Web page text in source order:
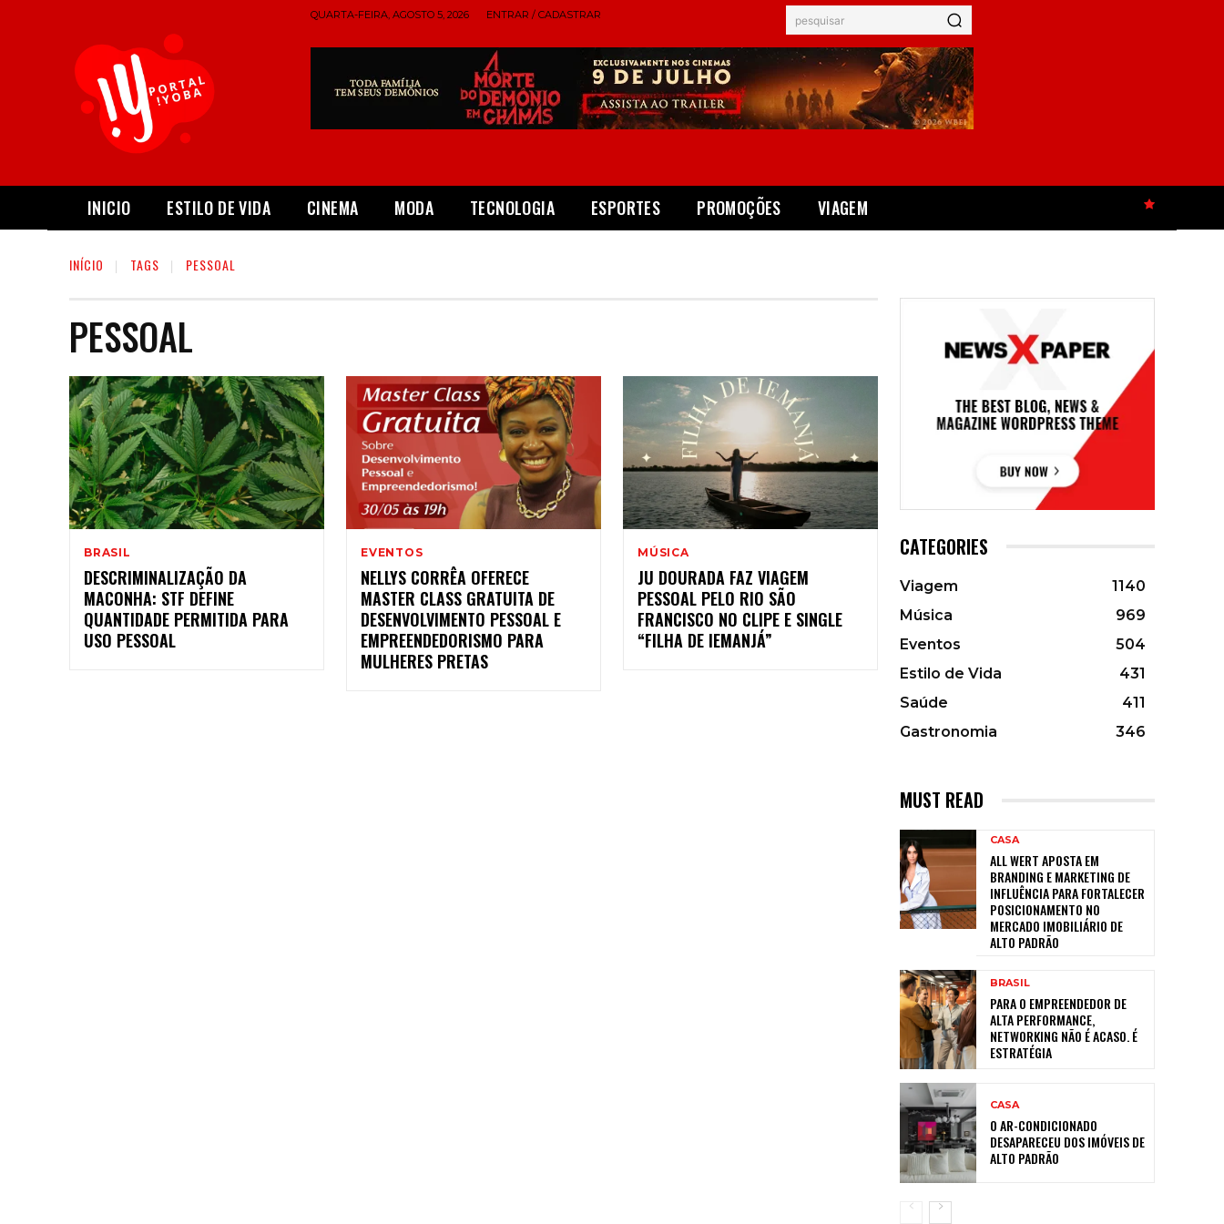
QUARTA-FEIRA, AGOSTO 5, 2026 ENTRAR / CADASTRAR pesquisar
INICIO ESTILO DE VIDA CINEMA MODA TECNOLOGIA ESPORTES PROMOÇÕES VIAGEM
INÍCIO TAGS PESSOAL
PESSOAL
BRASIL
DESCRIMINALIZAÇÃO DA
MACONHA: STF DEFINE
QUANTIDADE PERMITIDA PARA
USO PESSOAL
EVENTOS
NELLYS CORRÊA OFERECE
MASTER CLASS GRATUITA DE
DESENVOLVIMENTO PESSOAL E
EMPREENDEDORISMO PARA
MULHERES PRETAS
MÚSICA
JU DOURADA FAZ VIAGEM
PESSOAL PELO RIO SÃO
FRANCISCO NO CLIPE E SINGLE
“FILHA DE IEMANJÁ”
CATEGORIES
Viagem
1140
Música
969
Eventos
504
Estilo de Vida
431
Saúde
411
Gastronomia
346
MUST READ
CASA
ALL WERT APOSTA EM
BRANDING E MARKETING DE
INFLUÊNCIA PARA FORTALECER
POSICIONAMENTO NO
MERCADO IMOBILIÁRIO DE
ALTO PADRÃO
BRASIL
PARA O EMPREENDEDOR DE
ALTA PERFORMANCE,
NETWORKING NÃO É ACASO. É
ESTRATÉGIA
CASA
O AR-CONDICIONADO
DESAPARECEU DOS IMÓVEIS DE
ALTO PADRÃO